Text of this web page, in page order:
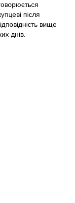
після
вище
днів.